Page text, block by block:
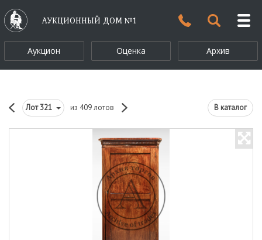
АУКЦИОННЫЙ ДОМ №1
Аукцион Оценка Архив
Лот321 из 409 лотов В каталог